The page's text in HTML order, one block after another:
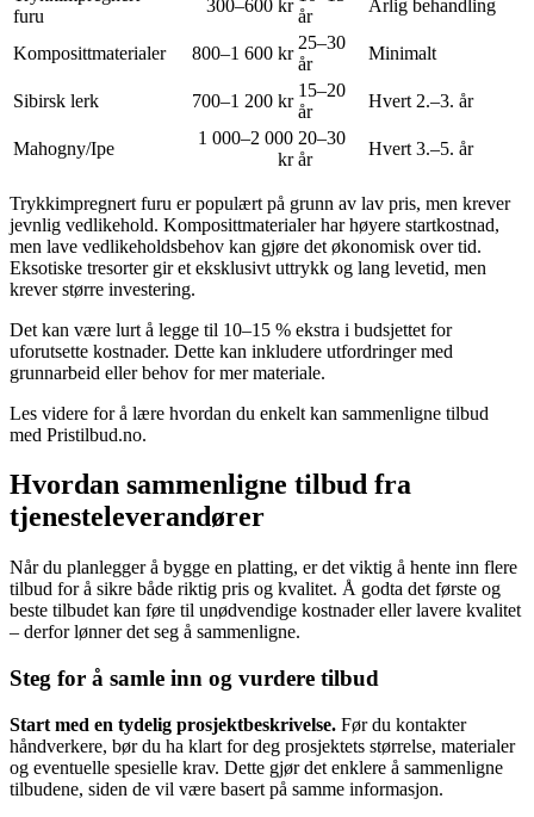
furu
300–600 kr
år
Årlig behandling
Komposittmaterialer 800–1 600 kr
25–30
år
Minimalt
Sibirsk lerk 700–1 200 kr
15–20
år
Hvert 2.–3. år
Mahogny/Ipe
1 000–2 000
kr
20–30
år
Hvert 3.–5. år
Trykkimpregnert furu er populært på grunn av lav pris, men krever
jevnlig vedlikehold. Komposittmaterialer har høyere startkostnad,
men lave vedlikeholdsbehov kan gjøre det økonomisk over tid.
Eksotiske tresorter gir et eksklusivt uttrykk og lang levetid, men
krever større investering.
Det kan være lurt å legge til 10–15 % ekstra i budsjettet for
uforutsette kostnader. Dette kan inkludere utfordringer med
grunnarbeid eller behov for mer materiale.
Les videre for å lære hvordan du enkelt kan sammenligne tilbud
med Pristilbud.no.
Hvordan sammenligne tilbud fra
tjenesteleverandører
Når du planlegger å bygge en platting, er det viktig å hente inn flere
tilbud for å sikre både riktig pris og kvalitet. Å godta det første og
beste tilbudet kan føre til unødvendige kostnader eller lavere kvalitet
– derfor lønner det seg å sammenligne.
Steg for å samle inn og vurdere tilbud
Start med en tydelig prosjektbeskrivelse. Før du kontakter
håndverkere, bør du ha klart for deg prosjektets størrelse, materialer
og eventuelle spesielle krav. Dette gjør det enklere å sammenligne
tilbudene, siden de vil være basert på samme informasjon.